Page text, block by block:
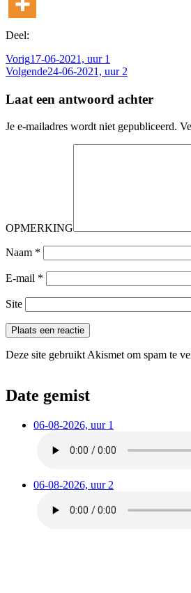
Deel:
Vorig17-06-2021, uur 1
Volgende24-06-2021, uur 2
Laat een antwoord achter
Je e-mailadres wordt niet gepubliceerd.
OPMERKING
Naam *
E-mail *
Site
Deze site gebruikt Akismet om spam te
Date gemist
06-08-2026, uur 1
06-08-2026, uur 2